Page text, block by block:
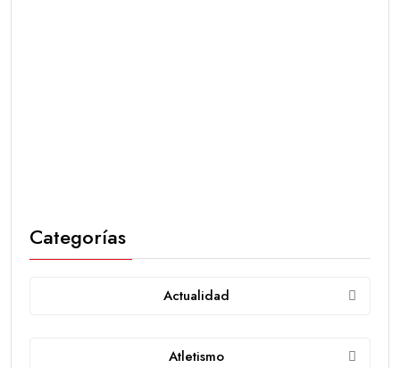
Categorías
Actualidad
Atletismo